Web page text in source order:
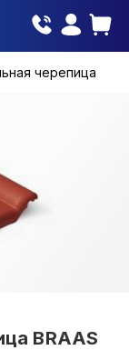
черепица
BRAAS